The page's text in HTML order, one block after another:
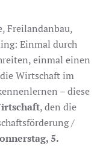
Freilandanbau,
Einmal durch
einmal einen
Wirtschaft im
– diese
, den die
/
5.